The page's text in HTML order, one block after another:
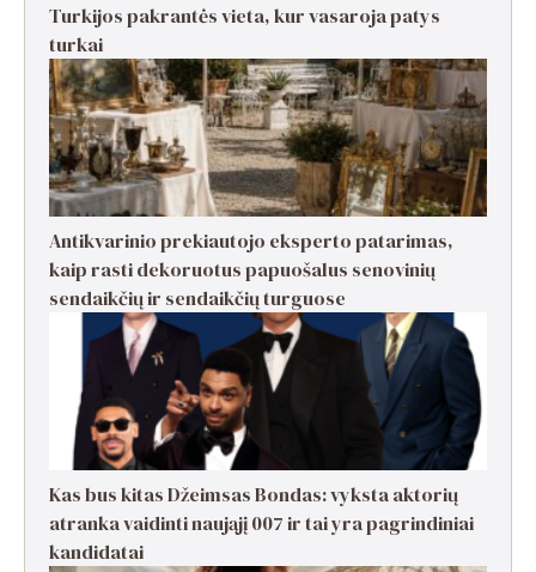
Turkijos pakrantės vieta, kur vasaroja patys
turkai
Antikvarinio prekiautojo eksperto patarimas,
kaip rasti dekoruotus papuošalus senovinių
sendaikčių ir sendaikčių turguose
Kas bus kitas Džeimsas Bondas: vyksta aktorių
atranka vaidinti naująjį 007 ir tai yra pagrindiniai
kandidatai